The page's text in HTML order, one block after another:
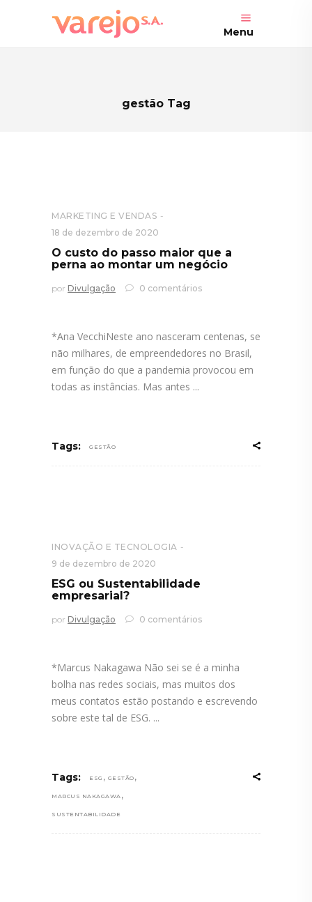
Menu
gestão Tag
MARKETING E VENDAS
18 de dezembro de 2020
O custo do passo maior que a
perna ao montar um negócio
por Divulgação 0 comentários
*Ana VecchiNeste ano nasceram centenas, se
não milhares, de empreendedores no Brasil,
em função do que a pandemia provocou em
todas as instâncias. Mas antes
Tags: GESTÃO
INOVAÇÃO E TECNOLOGIA
9 de dezembro de 2020
ESG ou Sustentabilidade
empresarial?
por Divulgação 0 comentários
*Marcus Nakagawa Não sei se é a minha
bolha nas redes sociais, mas muitos dos
meus contatos estão postando e escrevendo
sobre este tal de ESG.
Tags: ESG , GESTÃO ,
MARCUS NAKAGAWA ,
SUSTENTABILIDADE